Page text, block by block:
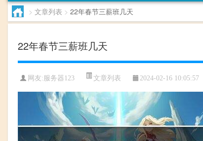
> 文章列表 > 22年春节三薪班几天
22年春节三薪班几天
网友:服务器123 文章列表 2024-02-16 10:05:57